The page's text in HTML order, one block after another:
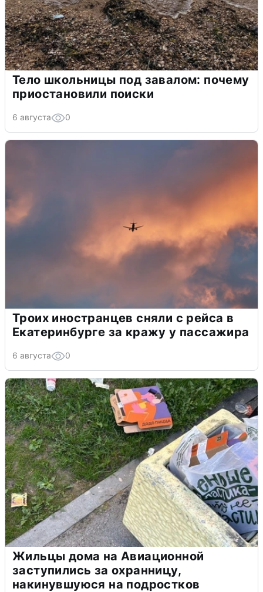
Тело школьницы под завалом: почему
приостановили поиски
6 августа 0
Троих иностранцев сняли с рейса в
Екатеринбурге за кражу у пассажира
6 августа 0
Жильцы дома на Авиационной
заступились за охранницу,
накинувшуюся на подростков